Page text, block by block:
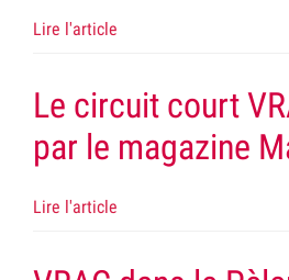
Lire l'article
Le circuit court
par le magazine
Lire l'article